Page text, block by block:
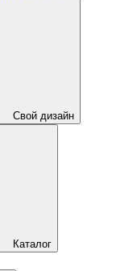
Свой дизайн
Каталог